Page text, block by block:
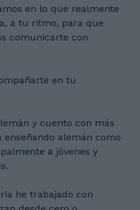
en lo que realmente
a tu ritmo, para que
comunicarte con
en tu
y cuento con más
enseñando alemán como
a jóvenes y
he trabajado con